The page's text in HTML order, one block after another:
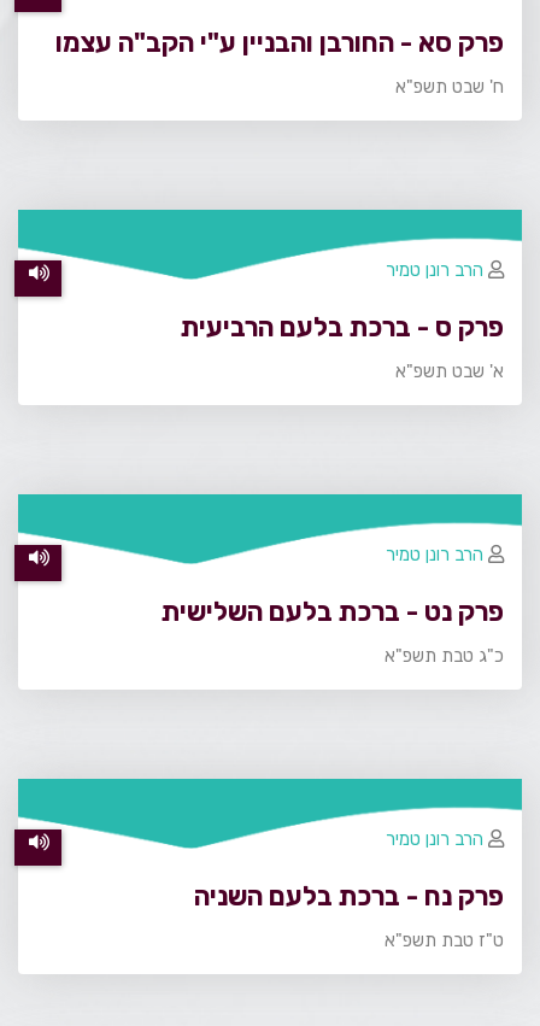
פרק סא - החורבן והבניין ע"י הקב"ה עצמו
ח' שבט תשפ"א
פרק ס - ברכת בלעם הרביעית
א' שבט תשפ"א
הרב רונן טמיר
פרק נט - ברכת בלעם השלישית
כ"ג טבת תשפ"א
הרב רונן טמיר
פרק נח - ברכת בלעם השניה
ט"ז טבת תשפ"א
הרב רונן טמיר